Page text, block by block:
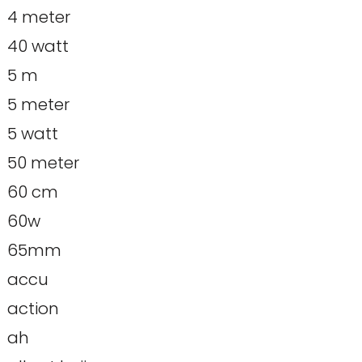
4 meter
40 watt
5 m
5 meter
5 watt
50 meter
60 cm
60w
65mm
accu
action
ah